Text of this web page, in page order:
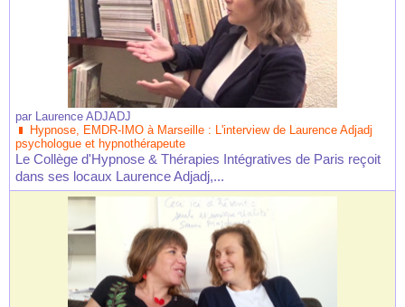
par Laurence ADJADJ
Hypnose, EMDR-IMO à Marseille : L'interview de Laurence Adjadj
psychologue et hypnothérapeute
Le Collège d'Hypnose & Thérapies Intégratives de Paris reçoit
dans ses locaux Laurence Adjadj,...